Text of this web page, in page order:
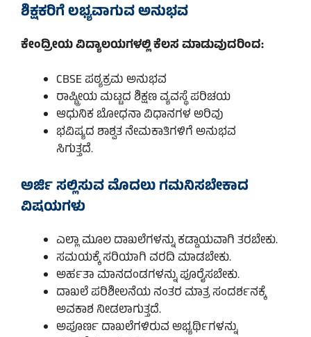
ಶಿಕ್ಷಕರಿಗೆ ಲಭ್ಯವಾಗುವ ಅನುಭವ
ಕೇಂದ್ರೀಯ ವಿದ್ಯಾಲಯಗಳಲ್ಲಿ ಕೆಲಸ ಮಾಡುವುದರಿಂದ:
CBSE ಪಠ್ಯಕ್ರಮ ಅನುಭವ
ರಾಷ್ಟ್ರೀಯ ಮಟ್ಟದ ಶಿಕ್ಷಣ ವ್ಯವಸ್ಥೆ ಪರಿಚಯ
ಆಧುನಿಕ ಬೋಧನಾ ವಿಧಾನಗಳ ಅರಿವು
ಭವಿಷ್ಯದ ಶಾಶ್ವತ ನೇಮಕಾತಿಗಳಿಗೆ ಅನುಭವ
ಸಿಗುತ್ತದೆ.
ಅರ್ಜಿ ಸಲ್ಲಿಸುವ ಮೊದಲು ಗಮನಿಸಬೇಕಾದ
ವಿಷಯಗಳು
ಎಲ್ಲಾ ಮೂಲ ದಾಖಲೆಗಳನ್ನು ಕಡ್ಡಾಯವಾಗಿ ತರಬೇಕು.
ಸಮಯಕ್ಕೆ ಸರಿಯಾಗಿ ವರದಿ ಮಾಡಬೇಕು.
ಅರ್ಹತಾ ಮಾನದಂಡಗಳನ್ನು ಪೂರೈಸಬೇಕು.
ದಾಖಲೆ ಪರಿಶೀಲನೆಯ ನಂತರ ಮಾತ್ರ ಸಂದರ್ಶನಕ್ಕೆ
ಅವಕಾಶ ನೀಡಲಾಗುತ್ತದೆ.
ಅಪೂರ್ಣ ದಾಖಲೆಗಳಿರುವ ಅಭ್ಯರ್ಥಿಗಳನ್ನು